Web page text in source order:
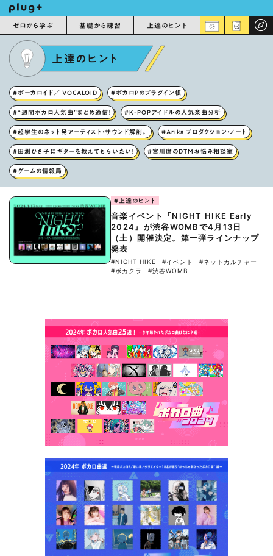
ゼロから学ぶ 基礎から練習 上達のヒント
上達のヒント
#ボーカロイド／ VOCALOID #ボカロPのプラグイン帳
#“週間ボカロ人気曲”まとめ通信！ #K-POPアイドルの人気楽曲分析
#超学生のネット発アーティスト・サウンド解剖。 #Arika プロダクション・ノート
#田渕ひさ子にギターを教えてもらいたい！ #宮川麿のDTMお悩み相談室
#ゲームの情報局
#上達のヒント
音楽イベント『NIGHT HIKE Early
2024』が渋谷WOMBで4月13日
（土）開催決定。第一弾ラインナップ
発表
#NIGHT HIKE #イベント
#ネットカルチャー
#ボカクラ
#渋谷WOMB